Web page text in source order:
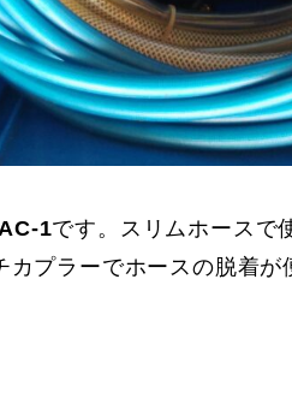
1です。スリムホースで
カプラーでホースの脱着